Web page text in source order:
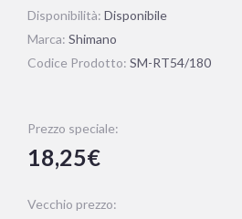
Disponibilità: Disponibile
Marca: Shimano
Codice Prodotto: SM-RT54/180
Prezzo speciale:
18,25€
Vecchio prezzo: